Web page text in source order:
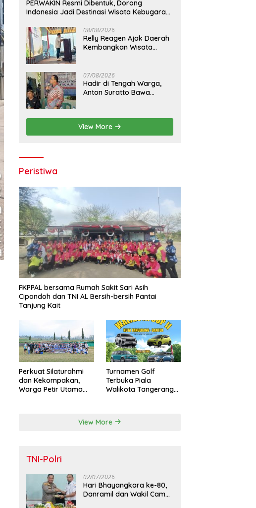
PERWAKIN Resmi Dibentuk, Dorong
Indonesia Jadi Destinasi Wisata Kebugaran
08/08/2026
Relly Reagen Ajak Daerah
Kembangkan Wisata
07/08/2026
Hadir di Tengah Warga,
Anton Suratto Bawa
View More
Peristiwa
FKPPAL bersama Rumah Sakit Sari Asih
Cipondoh dan TNI AL Bersih-bersih Pantai
Tanjung Kait
Perkuat Silaturahmi
dan Kekompakan,
Warga Petir Utama
Turnamen Golf
Terbuka Piala
Walikota Tangerang
View More
TNI-Polri
02/07/2026
Hari Bhayangkara ke-80,
Danramil dan Wakil Camat